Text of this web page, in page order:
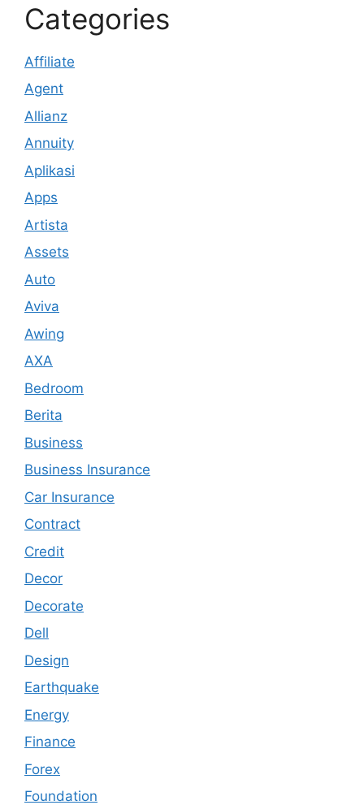
Categories
Affiliate
Agent
Allianz
Annuity
Aplikasi
Apps
Artista
Assets
Auto
Aviva
Awing
AXA
Bedroom
Berita
Business
Business Insurance
Car Insurance
Contract
Credit
Decor
Decorate
Dell
Design
Earthquake
Energy
Finance
Forex
Foundation